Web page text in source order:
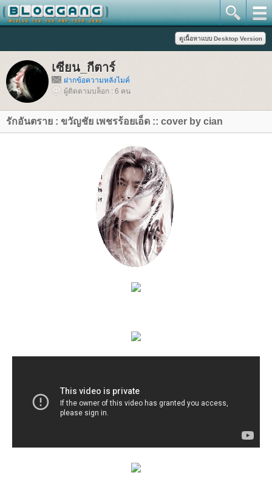
เซียน_กีตาร์
ฝากข้อความหลังไมค์
ผู้ติดตามบล็อก : 6 คน
รักอันตราย : ขวัญชัย เพชรร้อยเอ็ด :: cover by cian